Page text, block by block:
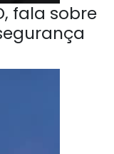
fala sobre